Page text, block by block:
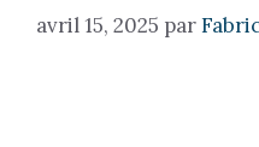
avril 15, 2025 par